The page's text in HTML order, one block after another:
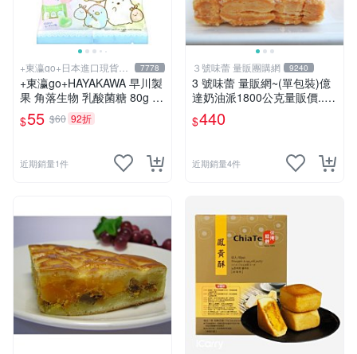
+東瀛go+日本進口現貨在
台灣
7778
+東瀛go+HAYAKAWA 早川製
果 角落生物 乳酸菌糖 80g 水
果糖 萌 日本糖果 SAN-X 婚
禮糖果
$55 $60 92折
近期銷量1件
３號味蕾 量販團購網 9240
3 號味蕾 量販網~(單包裝)億
達奶油派1800公克量販價...
《奶素》.....奶油千層派
$440
近期銷量4件